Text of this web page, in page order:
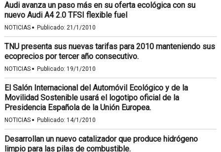
Audi avanza un paso más en su oferta ecológica con su
nuevo Audi A4 2.0 TFSI flexible fuel
NOTICIAS · Publicado: 21/1/2010
TNU presenta sus nuevas tarifas para 2010 manteniendo sus
ecoprecios por tercer año consecutivo.
NOTICIAS · Publicado: 19/1/2010
El Salón Internacional del Automóvil Ecológico y de la
Movilidad Sostenible usará el logotipo oficial de la
Presidencia Española de la Unión Europea.
NOTICIAS · Publicado: 14/1/2010
Desarrollan un nuevo catalizador que produce hidrógeno
limpio para las pilas de combustible.